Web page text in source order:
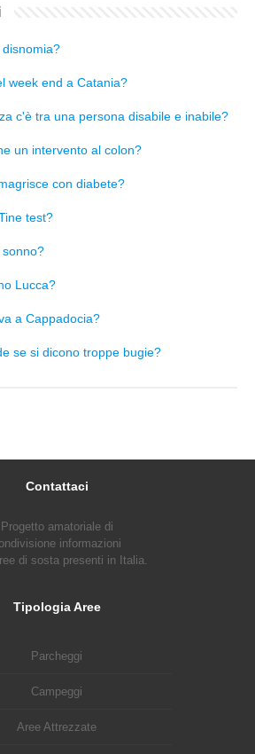
week end a Catania?
c'è tra una persona disabile e inabile?
un intervento al colon?
con diabete?
test?
Lucca?
a Cappadocia?
se si dicono troppe bugie?
Contattaci
Progetto amatoriale di
informazioni
di sosta presenti in Italia.
Tipologia Aree
Parcheggi
Campeggi
Aree Attrezzate